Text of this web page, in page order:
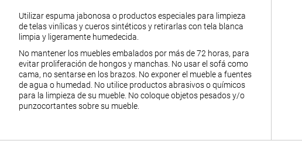
Utilizar espuma jabonosa o productos especiales para limpieza
de telas vinílicas y cueros sintéticos y retirarlas con tela blanca
limpia y ligeramente humedecida.
No mantener los muebles embalados por más de 72 horas, para
evitar proliferación de hongos y manchas. No usar el sofá como
cama, no sentarse en los brazos. No exponer el mueble a fuentes
de agua o humedad. No utilice productos abrasivos o químicos
para la limpieza de su mueble. No coloque objetos pesados y/o
punzocortantes sobre su mueble.